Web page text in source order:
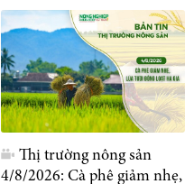
Thị trường nông sản
4/8/2026: Cà phê giảm nhẹ,